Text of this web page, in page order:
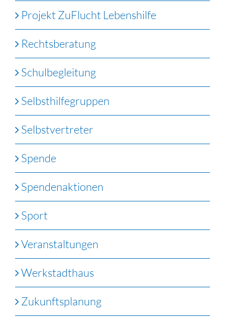
Projekt ZuFlucht Lebenshilfe
Rechtsberatung
Schulbegleitung
Selbsthilfegruppen
Selbstvertreter
Spende
Spendenaktionen
Sport
Veranstaltungen
Werkstadthaus
Zukunftsplanung